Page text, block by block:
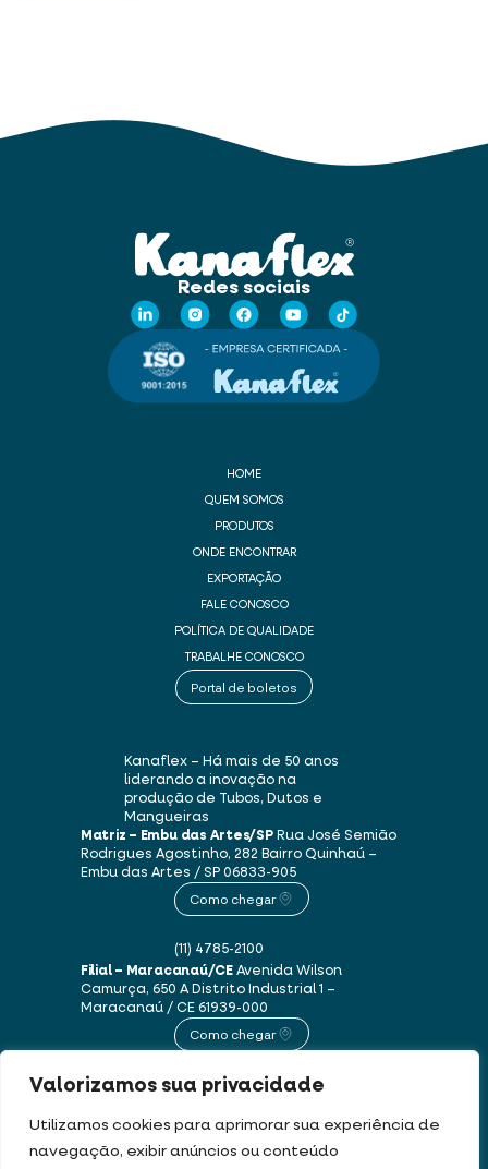
Valorizamos sua privacidade
Utilizamos cookies para aprimorar sua experiência de
navegação, exibir anúncios ou conteúdo
Redes sociais
HOME
QUEM SOMOS
PRODUTOS
ONDE ENCONTRAR
EXPORTAÇÃO
FALE CONOSCO
POLÍTICA DE QUALIDADE
TRABALHE CONOSCO
Portal de boletos
Kanaflex – Há mais de 50 anos
liderando a inovação na
produção de Tubos, Dutos e
Mangueiras
Matriz – Embu das Artes/SPRua José Semião
Rodrigues Agostinho, 282 Bairro Quinhaú –
Embu das Artes / SP06833-905
Como chegar
(11) 4785-2100
Filial – Maracanaú/CEAvenida Wilson
Camurça, 650 ADistrito Industrial 1 –
Maracanaú / CE61939-000
Como chegar
(85) 3250-1235